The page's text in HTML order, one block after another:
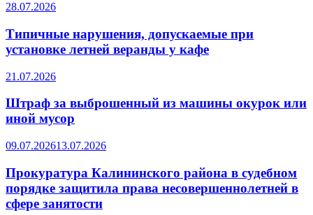
28.07.2026
Типичные нарушения, допускаемые при
установке летней веранды у кафе
21.07.2026
Штраф за выброшенный из машины окурок или
иной мусор
09.07.202613.07.2026
Прокуратура Калининского района в судебном
порядке защитила права несовершеннолетней в
сфере занятости